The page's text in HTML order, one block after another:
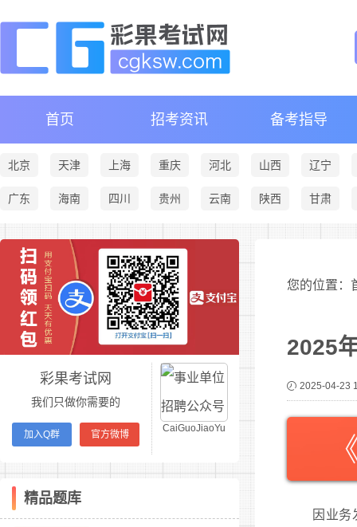
首页 招考资讯 备考指导
北京 天津 上海 重庆 河北 山西 辽宁
广东 海南 四川 贵州 云南 陕西 甘肃
彩果考试网
我们只做你需要的
加入Q群 官方微博
CaiGuoJiaoYu
精品题库
您的位置：
2025
2025-04-23
因业务